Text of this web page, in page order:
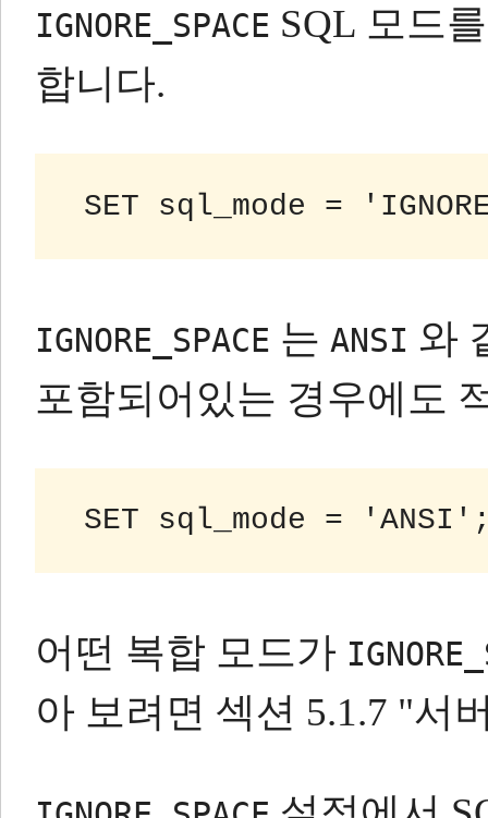
IGNORE_SPACE SQL 모드
합니다.
SET sql_mode =
IGNORE_SPACE 는 ANSI 와
포함되어있는 경우에도
SET sql_mode =
어떤 복합 모드가
아 보려면 섹션 5.1.7 "서